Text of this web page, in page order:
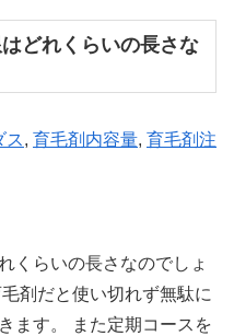
どれくらいの長さな
ス, 育毛剤内容量, 育毛剤注
くらいの長さなのでしょ
剤だと使い切れず無駄に
ます。 また定期コースを